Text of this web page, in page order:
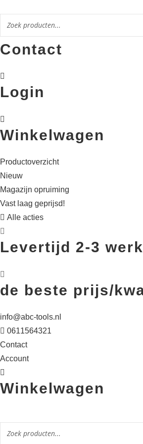
inhoud
Contact
Login
Winkelwagen
Productoverzicht
Nieuw
Magazijn opruiming
Vast laag geprijsd!
Alle acties
Levertijd 2-3
de beste prijs/
info@abc-tools.nl
0611564321
Contact
Account
Winkelwagen